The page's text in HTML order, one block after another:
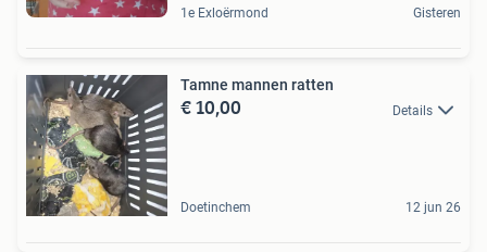
1e Exloërmond Gisteren
Tamne mannen ratten
€ 10,00 Details
Doetinchem 12 jun 26